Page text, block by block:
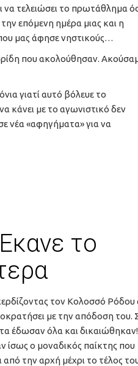
να τελειώσει το πρωτάθλημα
επόμενη ημέρα μιας και η
μας άφησε νηστικούς…
που ακολούθησαν.
γιατί αυτό βόλευε το
κάνει με το αγωνιστικό δεν
νέα «αφηγήματα» για να
το
τον Κολοσσό Ρόδου
με την απόδοση του.
έδωσαν όλα και δικαιώθηκαν!
ίσως ο μοναδικός παίκτης που
την αρχή μέχρι το τέλος